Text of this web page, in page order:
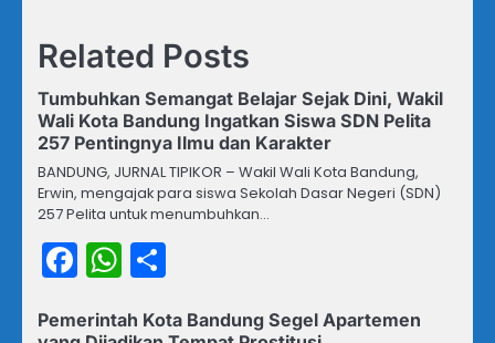
Related Posts
Tumbuhkan Semangat Belajar Sejak Dini, Wakil
Wali Kota Bandung Ingatkan Siswa SDN Pelita
257 Pentingnya Ilmu dan Karakter
BANDUNG, JURNAL TIPIKOR – Wakil Wali Kota Bandung,
Erwin, mengajak para siswa Sekolah Dasar Negeri (SDN)
257 Pelita untuk menumbuhkan…
Facebook
WhatsApp
Pemerintah Kota Bandung Segel Apartemen